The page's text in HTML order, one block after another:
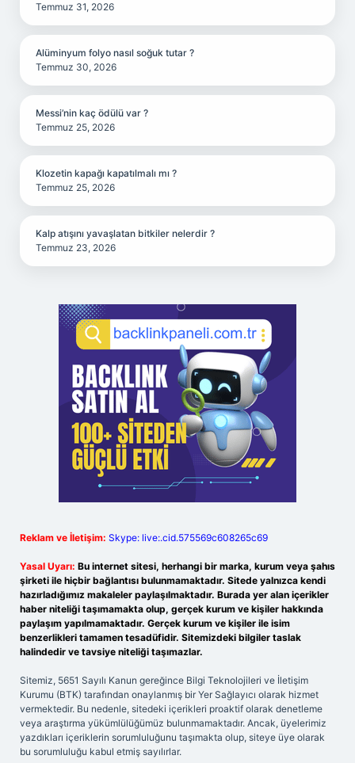
Temmuz 31, 2026
Alüminyum folyo nasıl soğuk tutar ?
Temmuz 30, 2026
Messi’nin kaç ödülü var ?
Temmuz 25, 2026
Klozetin kapağı kapatılmalı mı ?
Temmuz 25, 2026
Kalp atışını yavaşlatan bitkiler nelerdir ?
Temmuz 23, 2026
Reklam ve İletişim: Skype: live:.cid.575569c608265c69
Yasal Uyarı: Bu internet sitesi, herhangi bir marka, kurum veya şahıs
şirketi ile hiçbir bağlantısı bulunmamaktadır. Sitede yalnızca kendi
hazırladığımız makaleler paylaşılmaktadır. Burada yer alan içerikler
haber niteliği taşımamakta olup, gerçek kurum ve kişiler hakkında
paylaşım yapılmamaktadır. Gerçek kurum ve kişiler ile isim
benzerlikleri tamamen tesadüfidir. Sitemizdeki bilgiler taslak
halindedir ve tavsiye niteliği taşımazlar.
Sitemiz, 5651 Sayılı Kanun gereğince Bilgi Teknolojileri ve İletişim
Kurumu (BTK) tarafından onaylanmış bir Yer Sağlayıcı olarak hizmet
vermektedir. Bu nedenle, sitedeki içerikleri proaktif olarak denetleme
veya araştırma yükümlülüğümüz bulunmamaktadır. Ancak, üyelerimiz
yazdıkları içeriklerin sorumluluğunu taşımakta olup, siteye üye olarak
bu sorumluluğu kabul etmiş sayılırlar.